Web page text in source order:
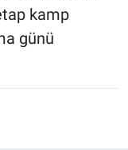
kamp
günü